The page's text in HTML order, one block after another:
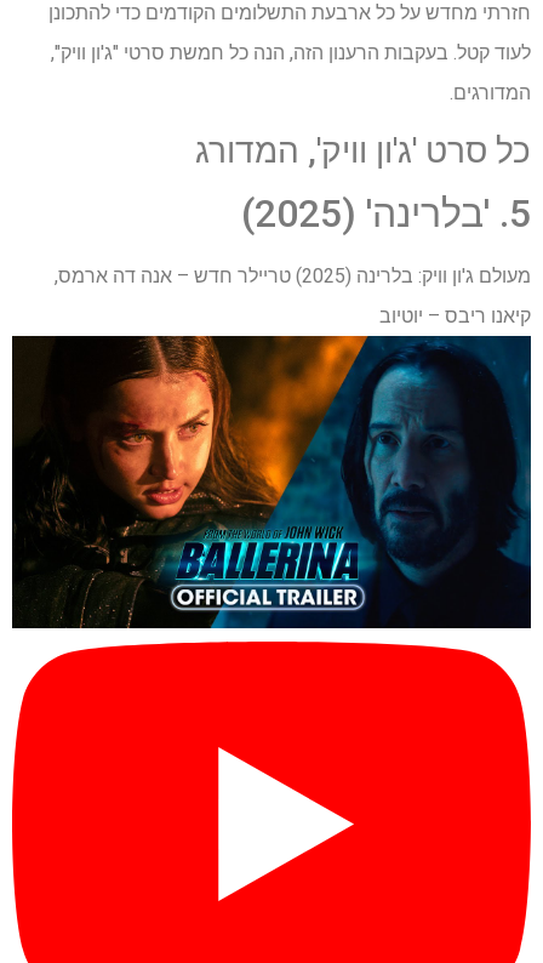
חזרתי מחדש על כל ארבעת התשלומים הקודמים כדי להתכונן
לעוד קטל. בעקבות הרענון הזה, הנה כל חמשת סרטי "ג'ון וויק",
המדורגים.
כל סרט 'ג'ון וויק', המדורג
5. 'בלרינה' (2025)
מעולם ג'ון וויק: בלרינה (2025) טריילר חדש – אנה דה ארמס,
קיאנו ריבס – יוטיוב